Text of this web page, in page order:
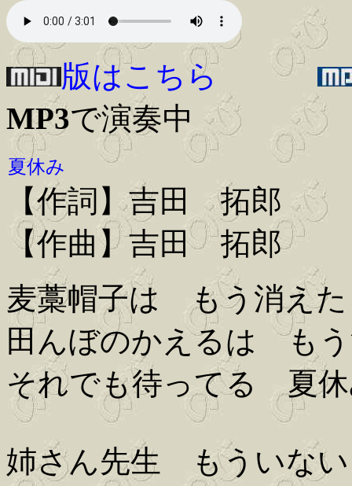
版はこちら
MP3で演奏中
夏休み
【作詞】吉田 拓郎
【作曲】吉田 拓郎
麦藁帽子は もう消えた
田んぼのかえるは も
それでも待ってる 夏
姉さん先生 もういない